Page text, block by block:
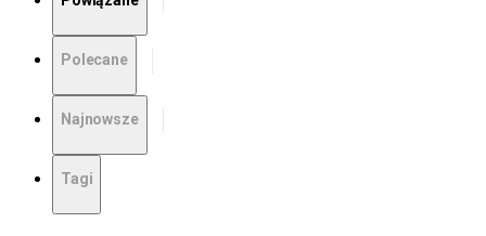
Polecane
Najnowsze
Tagi